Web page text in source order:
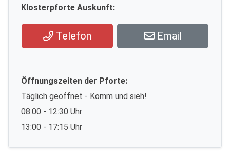
Klosterpforte Auskunft:
Telefon Email
Öffnungszeiten der Pforte:
Täglich geöffnet - Komm und sieh!
08:00 - 12:30 Uhr
13:00 - 17:15 Uhr